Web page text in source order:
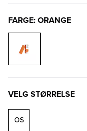
FARGE: ORANGE
VELG STØRRELSE
OS